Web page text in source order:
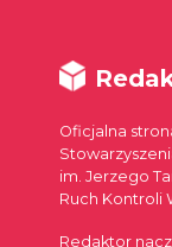
Oficjalna
im. Jerzego
Ruch Kontroli
Redaktor